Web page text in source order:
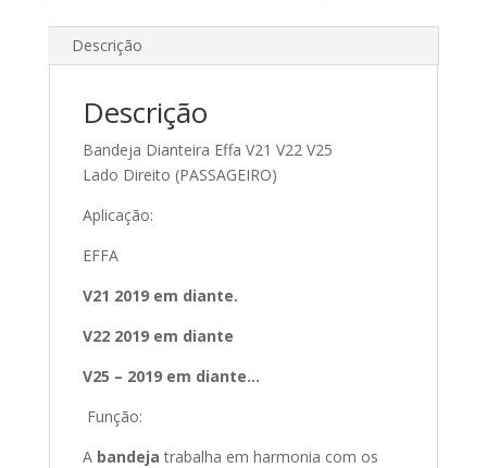
Descrição
Descrição
Bandeja Dianteira Effa V21 V22 V25
Lado Direito (PASSAGEIRO)
Aplicação:
EFFA
V21 2019 em diante.
V22 2019 em diante
V25 – 2019 em diante…
Função:
A bandeja trabalha em harmonia com os